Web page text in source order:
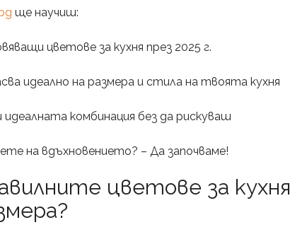
ще научиш:
цветове за кухня през 2025 г.
идеално на размера и стила на твоята кухня
комбинация без да рискуваш
на вдъхновението? – Да започваме!
цветове за кухня